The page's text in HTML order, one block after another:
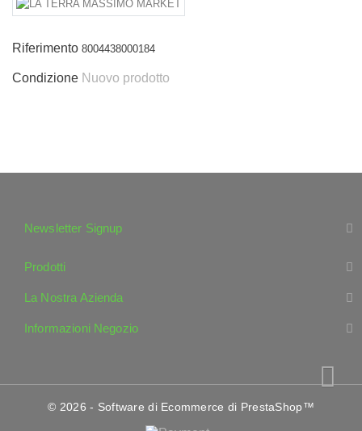
Riferimento 8004438000184
Condizione Nuovo prodotto
Newsletter Signup
Prodotti
La Nostra Azienda
Informazioni Negozio
© 2026 - Software di Ecommerce di PrestaShop™